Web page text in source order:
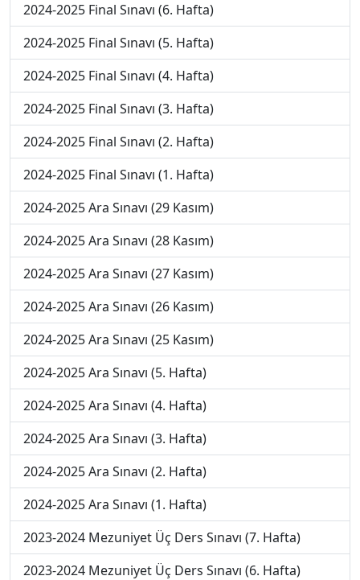
2024-2025 Final Sınavı (6. Hafta)
2024-2025 Final Sınavı (5. Hafta)
2024-2025 Final Sınavı (4. Hafta)
2024-2025 Final Sınavı (3. Hafta)
2024-2025 Final Sınavı (2. Hafta)
2024-2025 Final Sınavı (1. Hafta)
2024-2025 Ara Sınavı (29 Kasım)
2024-2025 Ara Sınavı (28 Kasım)
2024-2025 Ara Sınavı (27 Kasım)
2024-2025 Ara Sınavı (26 Kasım)
2024-2025 Ara Sınavı (25 Kasım)
2024-2025 Ara Sınavı (5. Hafta)
2024-2025 Ara Sınavı (4. Hafta)
2024-2025 Ara Sınavı (3. Hafta)
2024-2025 Ara Sınavı (2. Hafta)
2024-2025 Ara Sınavı (1. Hafta)
2023-2024 Mezuniyet Üç Ders Sınavı (7. Hafta)
2023-2024 Mezuniyet Üç Ders Sınavı (6. Hafta)